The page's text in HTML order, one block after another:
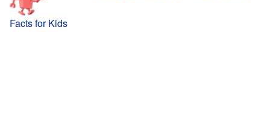
Facts for Kids